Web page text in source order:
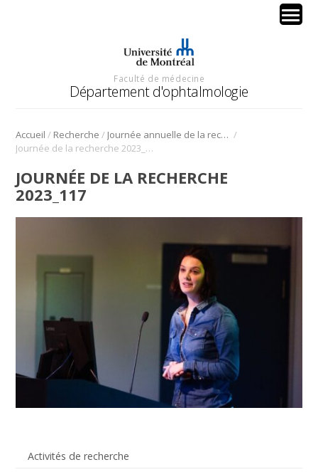
Faculté de médecine
Département d'ophtalmologie
Accueil / Recherche / Journée annuelle de la recherche en ophtalmologie de l’Université de Montréal /
Journée de la recherche 2023_117
Activités de recherche
JOURNÉE DE LA RECHERCHE
2023_117